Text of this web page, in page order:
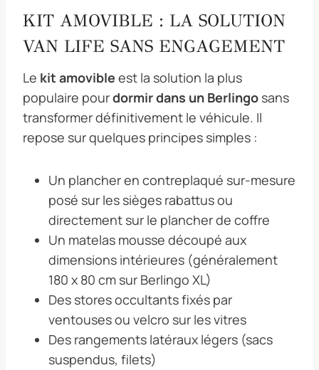
KIT AMOVIBLE : LA SOLUTION
VAN LIFE SANS ENGAGEMENT
Le kit amovible est la solution la plus
populaire pourdormir dans un Berlingo sans
transformer définitivement le véhicule. Il
repose sur quelques principes simples :
Un plancher en contreplaqué sur-mesure
posé sur les sièges rabattus ou
directement sur le plancher de coffre
Un matelas mousse découpé aux
dimensions intérieures (généralement
180 x 80 cm sur Berlingo XL)
Des stores occultants fixés par
ventouses ou velcro sur les vitres
Des rangements latéraux légers (sacs
suspendus, filets)